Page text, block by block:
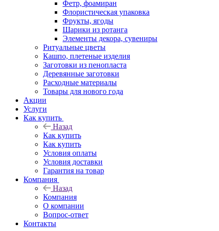
Фетр, фоамиран
Флористическая упаковка
Фрукты, ягоды
Шарики из ротанга
Элементы декора, сувениры
Ритуальные цветы
Кашпо, плетеные изделия
Заготовки из пенопласта
Деревянные заготовки
Расходные материалы
Товары для нового года
Акции
Услуги
Как купить
Назад
Как купить
Как купить
Условия оплаты
Условия доставки
Гарантия на товар
Компания
Назад
Компания
О компании
Вопрос-ответ
Контакты